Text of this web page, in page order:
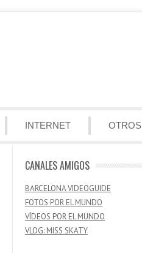
INTERNET OTROS
CANALES AMIGOS
BARCELONA VIDEOGUIDE
FOTOS POR EL MUNDO
VÍDEOS POR EL MUNDO
VLOG: MISS SKATY